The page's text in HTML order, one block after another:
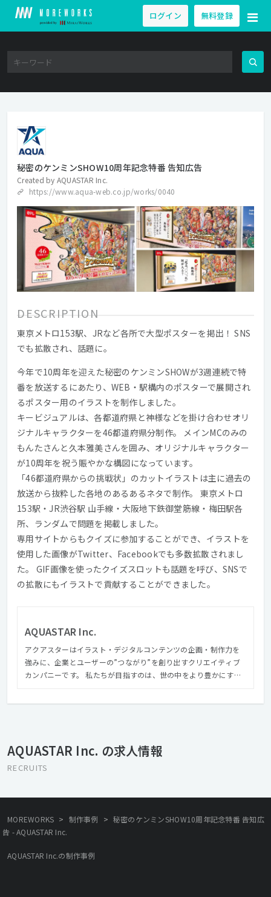
ログイン 無料登録
秘密のケンミンSHOW10周年記念特番 告知広告
Created by AQUASTAR Inc.
https://www.aqua-web.co.jp/works/0040
DESCRIPTION
東京メトロ153駅、JRなど各所で大型ポスターを掲出！ SNS
でも拡散され、話題に。
今年で10周年を迎えた秘密のケンミンSHOWが3週連続で特
番を放送するにあたり、WEB・駅構内のポスターで展開され
るポスター用のイラストを制作しました。
キービジュアルは、各都道府県と神様などを掛け合わせオリ
ジナルキャラクターを46都道府県分制作。 メインMCのみの
もんたさんと久本雅美さんを囲み、オリジナルキャラクター
が10周年を祝う賑やかな構図になっています。
「46都道府県からの挑戦状」のカットイラストは主に過去の
放送から抜粋した各地のあるあるネタで制作。 東京メトロ
153駅・JR渋谷駅 山手線・大阪地下鉄御堂筋線・梅田駅各
所、ランダムで問題を掲載しました。
専用サイトからもクイズに参加することができ、イラストを
使用した画像がTwitter、Facebookでも多数拡散されまし
た。 GIF画像を使ったクイズスロットも話題を呼び、SNSで
の拡散にもイラストで貢献することができました。
AQUASTAR Inc.
アクアスターはイラスト・デジタルコンテンツの企画・制作力を
強みに、企業とユーザーの”つながり”を創り出すクリエイティブ
カンパニーです。 私たちが目指すのは、世の中をより豊かにする
れを掛け合わせることで世界中の人々の人生に夢と感動をお届け
していきます。
AQUASTAR Inc. の求人情報
RECRUITS
MOREWORKS > 制作事例 > 秘密のケンミンSHOW10周年記念特番 告知広
告 - AQUASTAR Inc.
AQUASTAR Inc.の制作事例